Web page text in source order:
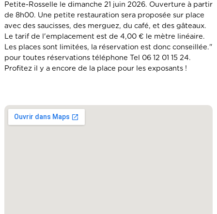
Petite-Rosselle le dimanche 21 juin 2026. Ouverture à partir
de 8h00. Une petite restauration sera proposée sur place
avec des saucisses, des merguez, du café, et des gâteaux.
Le tarif de l'emplacement est de 4,00 € le mètre linéaire.
Les places sont limitées, la réservation est donc conseillée."
pour toutes réservations téléphone Tel 06 12 01 15 24.
Profitez il y a encore de la place pour les exposants !